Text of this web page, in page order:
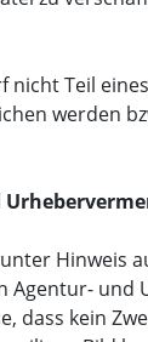
nicht Teil
werden
Hinweis
Agentur- und
dass kein